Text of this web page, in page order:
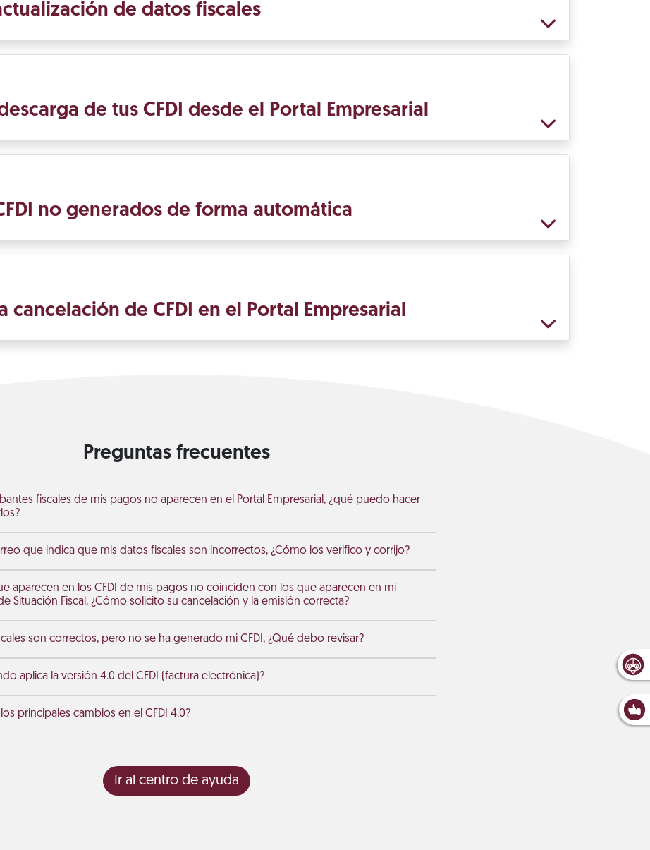
de datos fiscales
de tus CFDI desde el Portal Empresarial
no generados de forma automática
cancelación de CFDI en el Portal Empresarial
Preguntas frecuentes
fiscales de mis pagos no aparecen en el Portal Empresarial, ¿qué puedo hacer
que indica que mis datos fiscales son incorrectos, ¿Cómo los verifico y corrijo?
aparecen en los CFDI de mis pagos no coinciden con los que aparecen en mi
Situación Fiscal, ¿Cómo solicito su cancelación y la emisión correcta?
son correctos, pero no se ha generado mi CFDI, ¿Qué debo revisar?
aplica la versión 4.0 del CFDI (factura electrónica)?
principales cambios en el CFDI 4.0?
Ir al centro de ayuda